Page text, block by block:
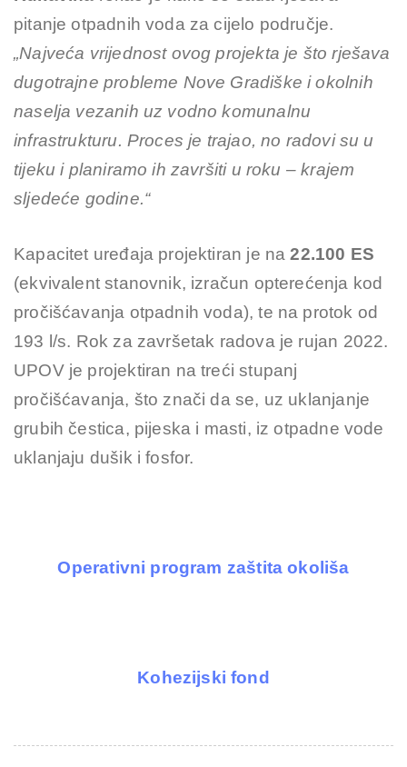
pitanje otpadnih voda za cijelo područje.
„Najveća vrijednost ovog projekta je što rješava
dugotrajne probleme Nove Gradiške i okolnih
naselja vezanih uz vodno komunalnu
infrastrukturu. Proces je trajao, no radovi su u
tijeku i planiramo ih završiti u roku – krajem
sljedeće godine.“
Kapacitet uređaja projektiran je na22.100 ES
(ekvivalent stanovnik, izračun opterećenja kod
pročišćavanja otpadnih voda), te na protok od
193 l/s. Rok za završetak radova je rujan 2022.
UPOV je projektiran na treći stupanj
pročišćavanja, što znači da se, uz uklanjanje
grubih čestica, pijeska i masti, iz otpadne vode
uklanjaju dušik i fosfor.
Operativni program zaštita okoliša
Kohezijski fond